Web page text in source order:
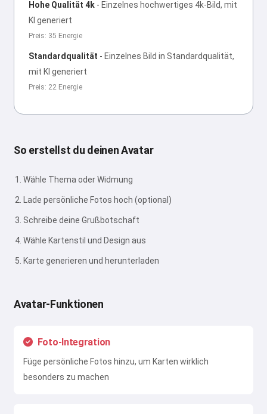
Hohe Qualität 4k - Einzelnes hochwertiges 4k-Bild, mit
KI generiert
Preis: 35 Energie
Standardqualität - Einzelnes Bild in Standardqualität,
mit KI generiert
Preis: 22 Energie
So erstellst du deinen Avatar
Wähle Thema oder Widmung
Lade persönliche Fotos hoch (optional)
Schreibe deine Grußbotschaft
Wähle Kartenstil und Design aus
Karte generieren und herunterladen
Avatar-Funktionen
Foto-Integration
Füge persönliche Fotos hinzu, um Karten wirklich
besonders zu machen